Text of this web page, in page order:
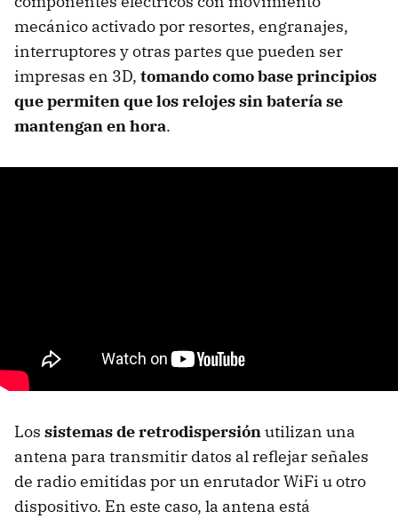
mecánico activado por resortes, engranajes,
interruptores y otras partes que pueden ser
impresas en 3D, tomando como base principios
que permiten que los relojes sin batería se
mantengan en hora.
Los sistemas de retrodispersiónutilizan una
antena para transmitir datos al reflejar señales
de radio emitidas por un enrutador WiFi u otro
dispositivo. En este caso, la antena está